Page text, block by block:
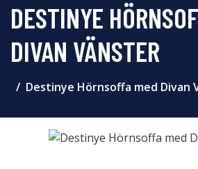
DESTINYE
DIVAN VÄNSTER
Destinye Hörnsoffa med Divan